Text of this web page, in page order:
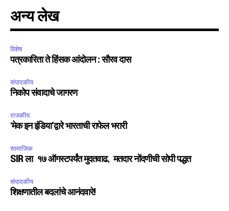
अन्य लेख
विशेष
पत्रकारिता ते हिंसक आंदोलन : सौरव दास
संपादकीय
निकोप संवादाचे जागरण
राजकीय
‘मेक इन इंडिया’द्वारे भारताची राफेल भरारी
सामाजिक
SIR ला १७ ऑगस्टपर्यंत मुदतवाढ, मतदार नोंदणीची सोपी पद्धत
संपादकीय
शिक्षणातील बदलांचे आनंदवारे!